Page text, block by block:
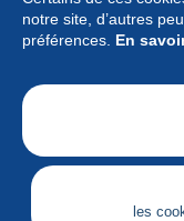
notre site, d’autres
préférences. En
les
Fonctionnalités
Société
Services
Articles